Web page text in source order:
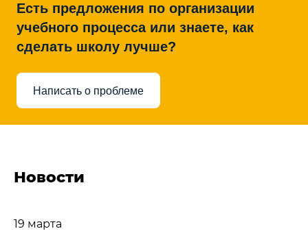
Есть предложения по организации
учебного процесса или знаете, как
сделать школу лучше?
Написать о проблеме
Новости
19 марта